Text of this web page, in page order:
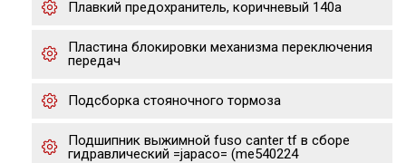
Плавкий предохранитель, коричневый 140а
Пластина блокировки механизма переключения
передач
Подсборка стояночного тормоза
Подшипник выжимной fuso canter tf в сборе
гидравлический =japaco= (me540224